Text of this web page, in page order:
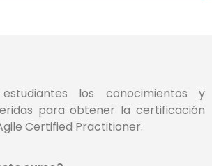
los conocimientos y
para obtener la certificación
Certified Practitioner.